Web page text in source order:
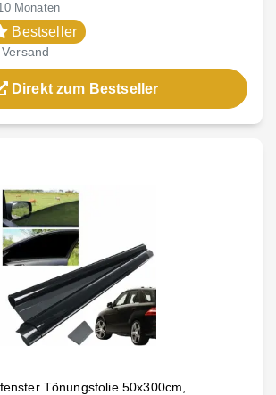
Monaten
Bestseller
Direkt zum Bestseller
Tönungsfolie 50x300cm,